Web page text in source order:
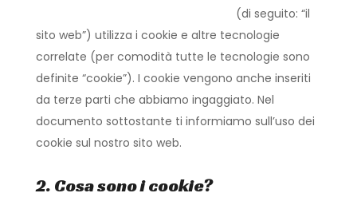
(di seguito: “il
sito web”) utilizza i cookie e altre tecnologie
correlate (per comodità tutte le tecnologie sono
definite “cookie”). I cookie vengono anche inseriti
da terze parti che abbiamo ingaggiato. Nel
documento sottostante ti informiamo sull’uso dei
cookie sul nostro sito web.
2. Cosa sono i cookie?